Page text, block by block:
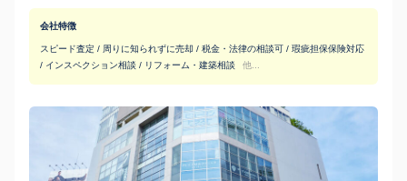
会社特徴
スピード査定 / 周りに知られずに売却 / 税金・法律の相談可 / 瑕疵担保保険対応
/ インスペクション相談 / リフォーム・建築相談
他...